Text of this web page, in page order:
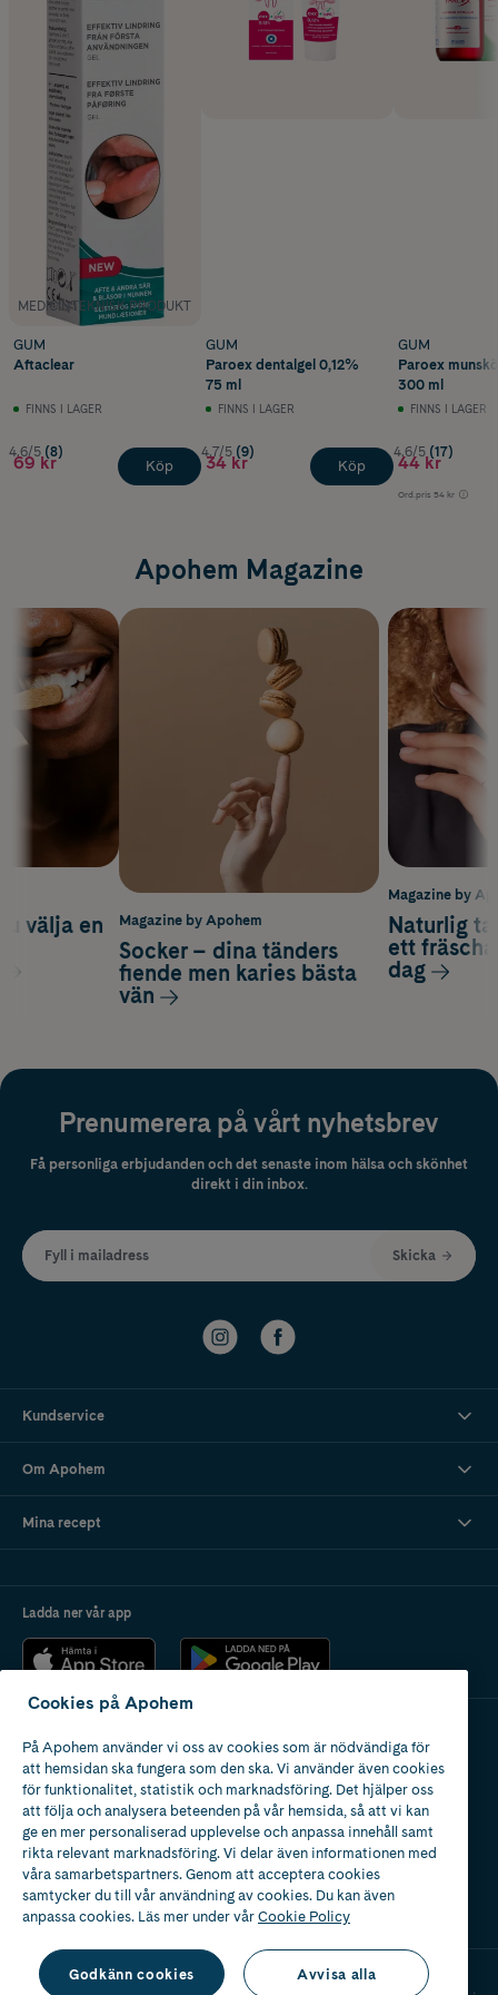
MEDICINTEKNISK PRODUKT
GUM
Aftaclear
FINNS I LAGER
4.6/5 (8)
69 kr Köp
GUM
Paroex dentalgel 0,12%
75 ml
FINNS I LAGER
4.7/5 (9)
34 kr Köp
GUM
Paroex
300 ml
FINNS I LAGER
4.6/5 (17)
44 kr
Ord.pris 54 kr
Apohem Magazine
Magazine by
Naturlig
ett
dag
välja en
Magazine by Apohem
Socker – dina tänders
fiende men karies bästa
vän
Prenumerera på vårt nyhetsbrev
Få personliga erbjudanden och det senaste inom hälsa och skönhet
direkt i din inbox.
Fyll i mailadress Skicka
Kundservice
Om Apohem
Mina recept
Ladda ner vår app
Apotek med tillstånd
av Läkemedelsverket
Cookies på Apohem
På Apohem använder vi oss av cookies som är nödvändiga för
att hemsidan ska fungera som den ska. Vi använder även cookies
för funktionalitet, statistik och marknadsföring. Det hjälper oss
att följa och analysera beteenden på vår hemsida, så att vi kan
ge en mer personaliserad upplevelse och anpassa innehåll samt
rikta relevant marknadsföring. Vi delar även informationen med
våra samarbetspartners. Genom att acceptera cookies
samtycker du till vår användning av cookies. Du kan även
anpassa cookies. Läs mer under vårCookie Policy
Godkänn cookies Avvisa alla